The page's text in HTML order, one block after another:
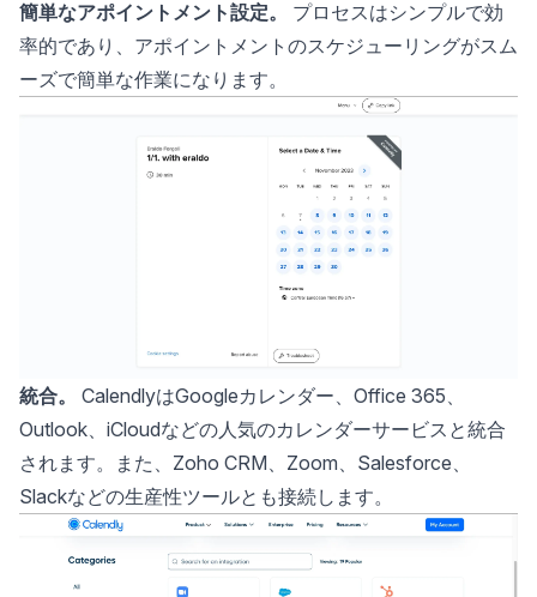
簡単なアポイントメント設定。
プロセスはシンプルで効
率的であり、アポイントメントのスケジューリングがスム
ーズで簡単な作業になります。
統合。
CalendlyはGoogleカレンダー、Office 365、
Outlook、iCloudなどの人気のカレンダーサービスと統合
されます。また、Zoho CRM、Zoom、Salesforce、
Slackなどの生産性ツールとも接続します。